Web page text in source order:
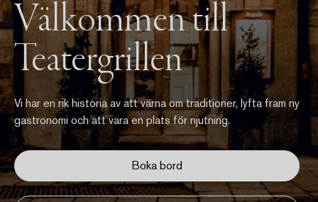
Välkommen till
Teatergrillen
Vi har en rik historia av att värna om traditioner, lyfta fram ny
gastronomi och att vara en plats för njutning.
Boka bord